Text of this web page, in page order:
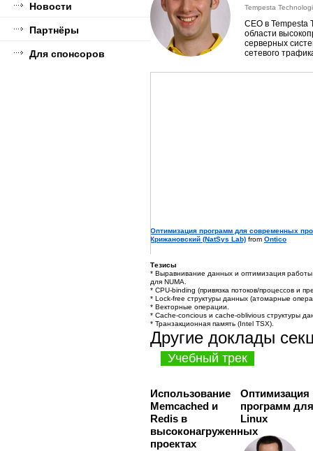
Новости
Партнёры
Для спонсоров
Tempesta
CEO в Tempesta
области
серверных
сетевого
Оптимизация программ для современных
Крижановский (NatSys Lab) from Ontico
Тезисы
* Выравнивание данных и оптимизация
для NUMA.
* CPU-binding (привязка потоков/процессов и
* Lock-free структуры данных (атомарные
* Векторные операции.
* Cache-concious и cache-oblivious структуры
* Транзакционная память (Intel TSX).
Другие доклады
Учебный трек
Использование
Memcached и
Redis в
высоконагруженных
проектах
Оптимизация
программ
Linux